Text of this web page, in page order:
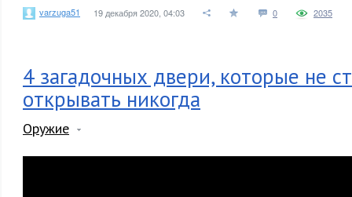
varzuga51 19 декабря 2020, 04:03 0 2035
4 загадочных двери, которые не
открывать никогда
Оружие